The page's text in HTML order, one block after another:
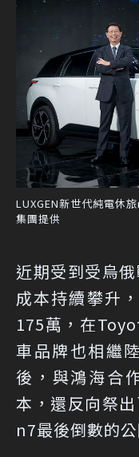
LUXGEN新世代純電休
集團提供
近期受到受烏
成本持續攀升
175萬，在
車品牌也相繼
後，與鴻海合
本，還反向祭
n7最後倒數的公